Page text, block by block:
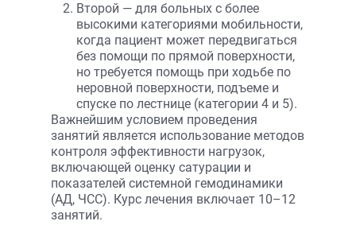
Второй — для больных с более
высокими категориями мобильности,
когда пациент может передвигаться
без помощи по прямой поверхности,
но требуется помощь при ходьбе по
неровной поверхности, подъеме и
спуске по лестнице (категории 4 и 5).
Важнейшим условием проведения
занятий является использование методов
контроля эффективности нагрузок,
включающей оценку сатурации и
показателей системной гемодинамики
(АД, ЧСС). Курс лечения включает 10–12
занятий.